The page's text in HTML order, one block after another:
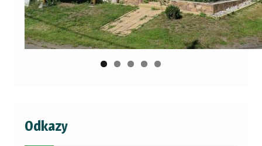
Odkazy